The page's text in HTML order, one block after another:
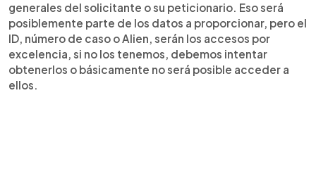
generales del solicitante o su peticionario. Eso será
posiblemente parte de los datos a proporcionar, pero el
ID, número de caso o Alien, serán los accesos por
excelencia, si no los tenemos, debemos intentar
obtenerlos o básicamente no será posible acceder a
ellos.